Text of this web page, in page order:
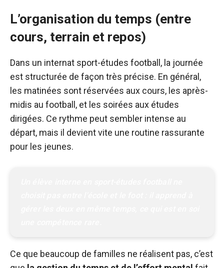
L’organisation du temps (entre
cours, terrain et repos)
Dans un internat sport-études football, la journée
est structurée de façon très précise. En général,
les matinées sont réservées aux cours, les après-
midis au football, et les soirées aux études
dirigées. Ce rythme peut sembler intense au
départ, mais il devient vite une routine rassurante
pour les jeunes.
Ce que beaucoup de familles ne réalisent pas, c’est